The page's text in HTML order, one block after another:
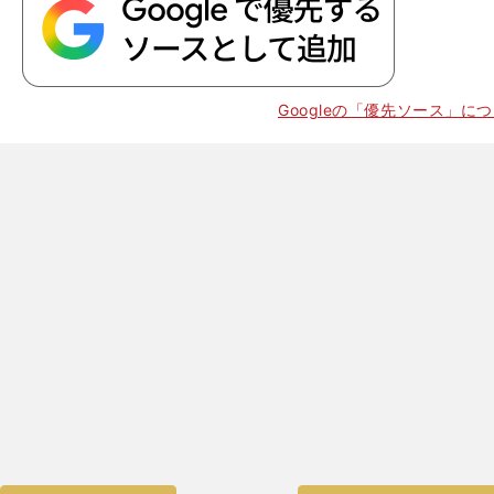
Googleの「優先ソース」に